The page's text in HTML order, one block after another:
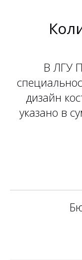
В ЛГУ
дизайн
указано в